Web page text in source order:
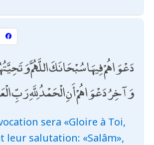
دَعْوَاهُمْ فِيهَا سُبْحَانَكَ اللَّهُمَّ
وَآخِرُ دَعْوَاهُمْ أَنِ الْحَمْدُ لِلَّهِ رَبِّ
sera «Gloire à Toi,
leur salutation: «Salâm»,